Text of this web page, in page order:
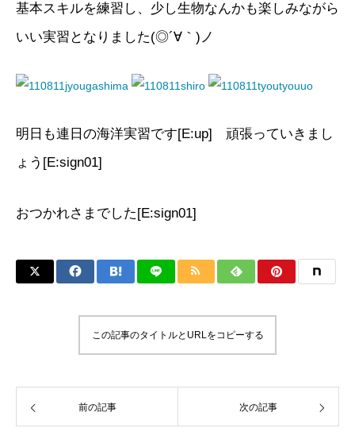
基本スキルを練習し、少し生物なんかも楽しみながら
いい実習となりました(◎´∀｀)ノ
明日も連日の海洋実習です[E:up] 頑張っていきまし
ょう[E:sign01]
おつかれさまでした[E:sign01]
この記事のタイトルとURLをコピーする
前の記事 次の記事